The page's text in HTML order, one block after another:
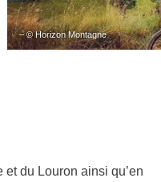
– © Horizon Montagne
du Louron ainsi qu’en